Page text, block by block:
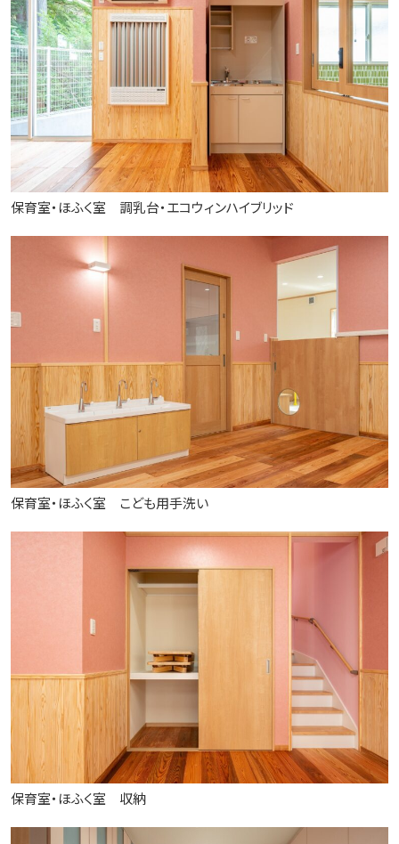
保育室・ほふく室 調乳台・エコウィンハイブリッド
保育室・ほふく室 こども用手洗い
保育室・ほふく室 収納